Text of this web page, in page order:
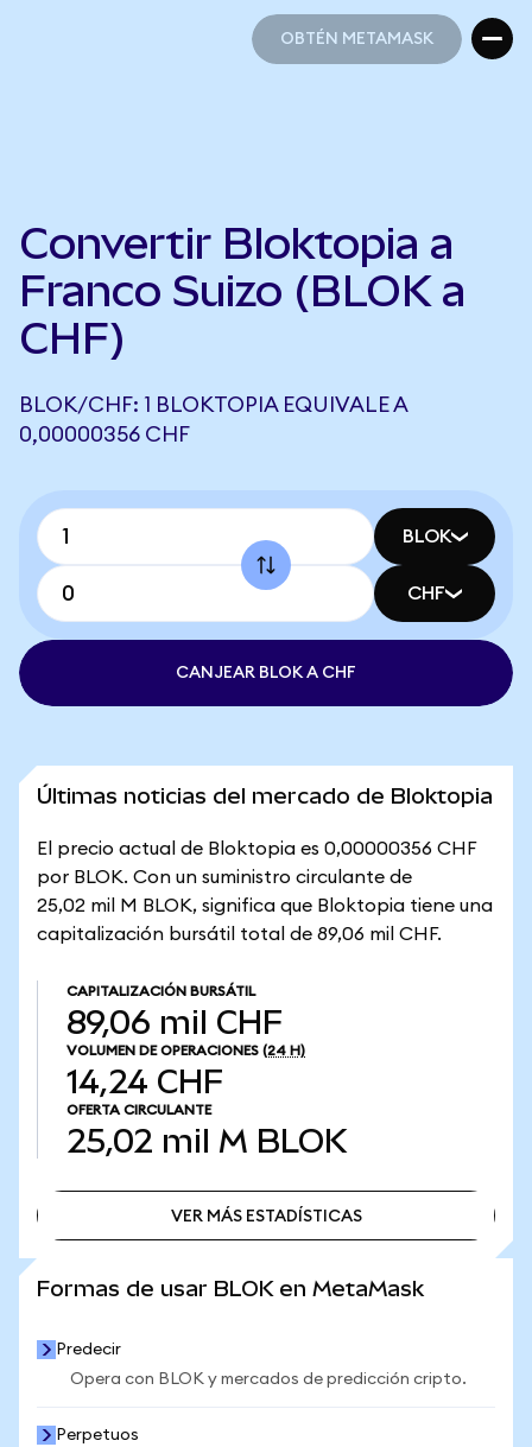
OBTÉN METAMASK
Convertir Bloktopia a
Franco Suizo (BLOK a
CHF)
BLOK/CHF: 1 BLOKTOPIA EQUIVALE A
0,00000356 CHF
BLOK
CHF
CANJEAR BLOK A CHF
Últimas noticias del mercado de Bloktopia
El precio actual de Bloktopia es 0,00000356 CHF
por BLOK. Con un suministro circulante de
25,02 mil M BLOK, significa que Bloktopia tiene una
capitalización bursátil total de 89,06 mil CHF.
CAPITALIZACIÓN BURSÁTIL
89,06 mil CHF
VOLUMEN DE OPERACIONES (24 H)
14,24 CHF
OFERTA CIRCULANTE
25,02 mil M BLOK
VER MÁS ESTADÍSTICAS
Formas de usar BLOK en MetaMask
Predecir
Opera con BLOK y mercados de predicción cripto.
Perpetuos